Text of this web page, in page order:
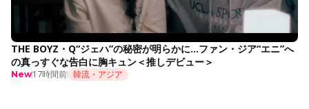
THE BOYZ・Q“ジェハ”の秘密が明らかに…ファン・ジア“エニ”へ
の真っすぐな告白に胸キュン＜推しデビュー＞
New17時間前 韓流・アジア